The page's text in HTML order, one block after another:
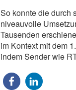
So konnte die durch
niveauvolle
Tausenden
im Kontext mit dem
indem Sender wie